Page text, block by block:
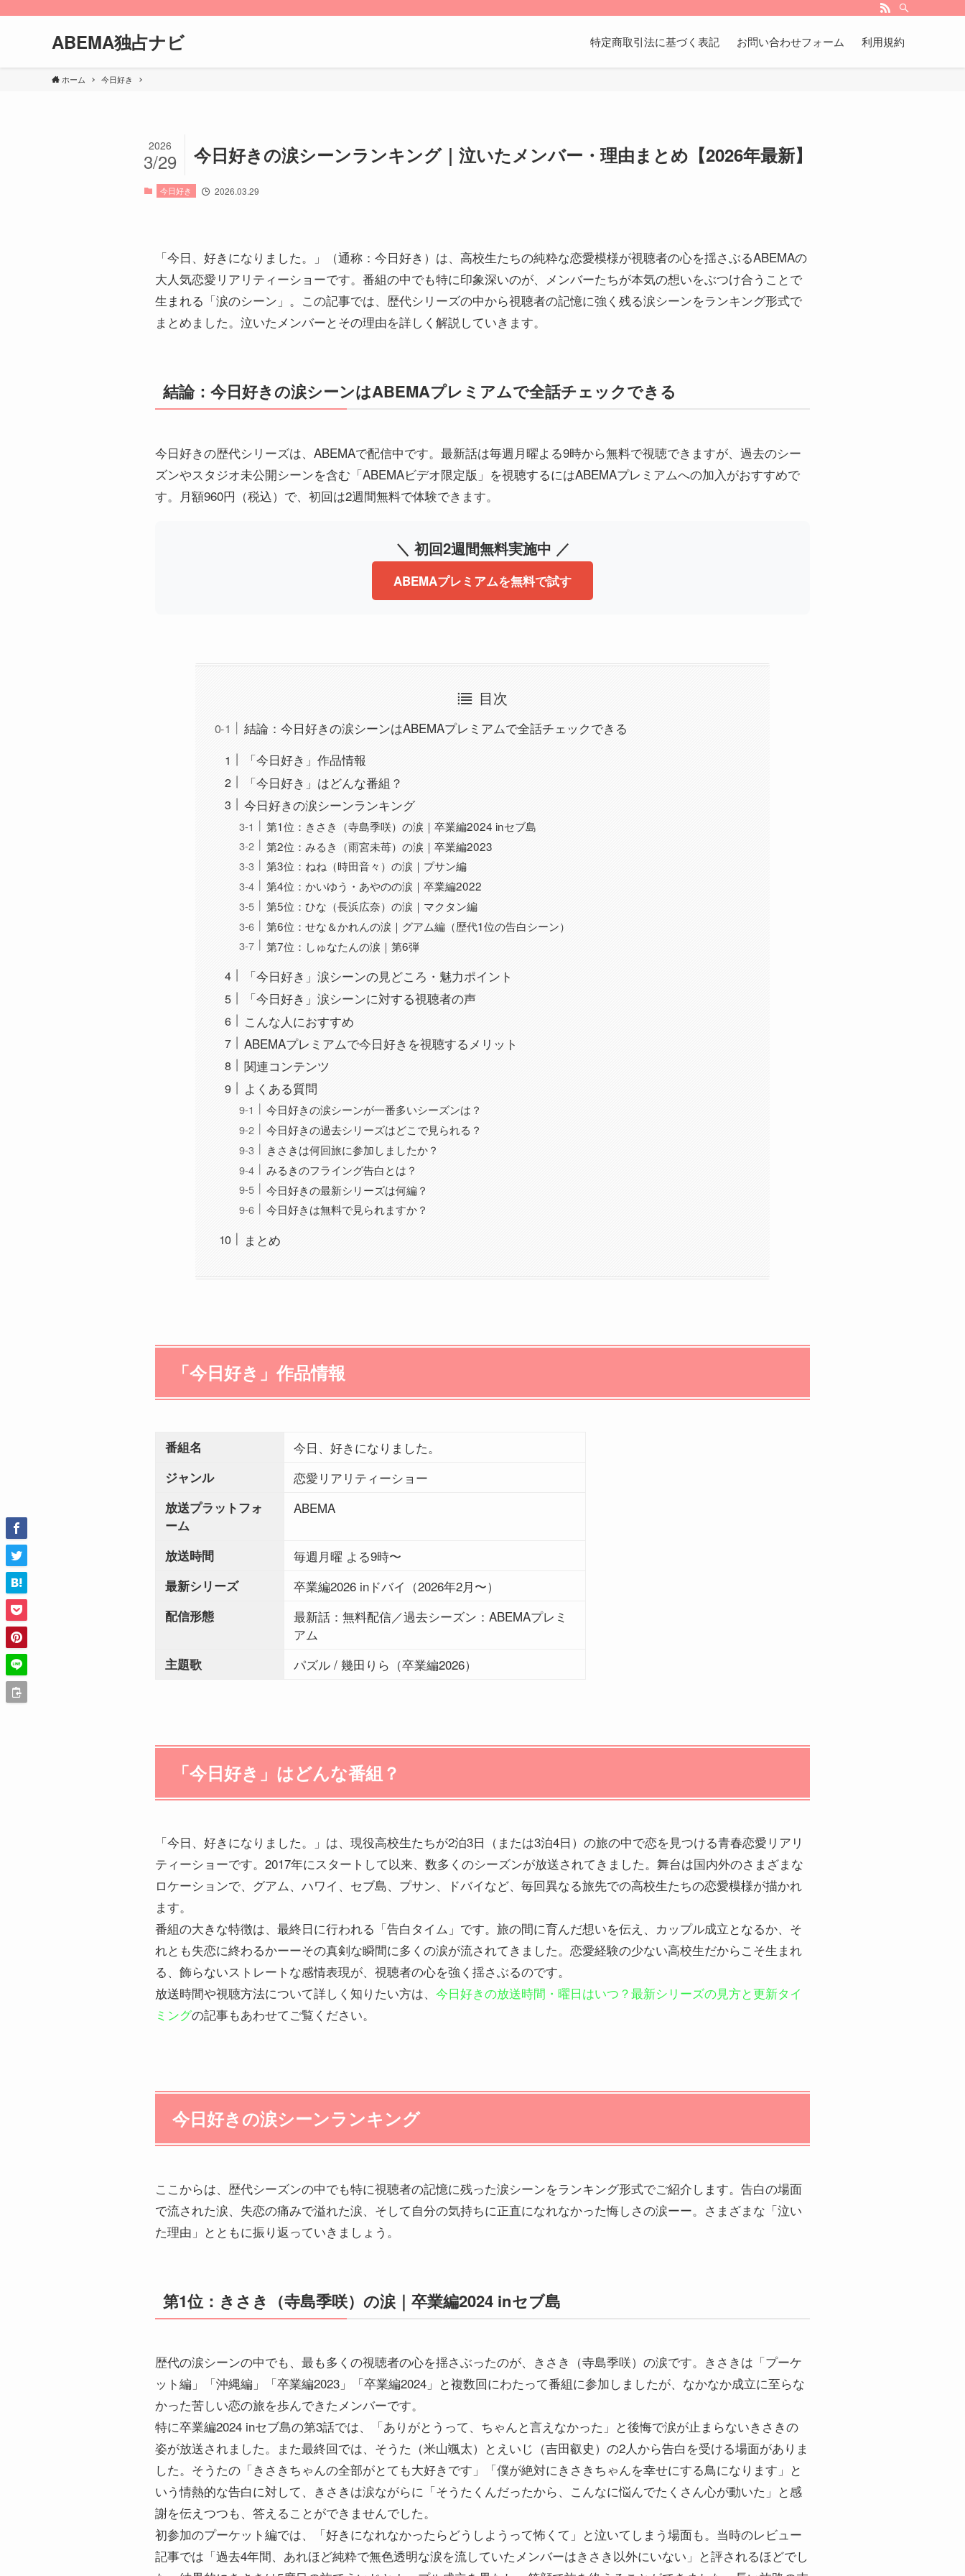
ABEMA独占ナビ 特定商取引法に基づく表記 お問い合わせフォーム 利用規約
ホーム 今日好き
今日好きの涙シーンランキング｜泣いたメンバー・理由まとめ【2026年最新】
2026
3/29
今日好き 2026.03.29
「今日、好きになりました。」（通称：今日好き）は、高校生たちの純粋な恋愛模様が視聴者の心を揺さぶるABEMAの
大人気恋愛リアリティーショーです。番組の中でも特に印象深いのが、メンバーたちが本気の想いをぶつけ合うことで
生まれる「涙のシーン」。この記事では、歴代シリーズの中から視聴者の記憶に強く残る涙シーンをランキング形式で
まとめました。泣いたメンバーとその理由を詳しく解説していきます。
結論：今日好きの涙シーンはABEMAプレミアムで全話チェックできる
今日好きの歴代シリーズは、ABEMAで配信中です。最新話は毎週月曜よる9時から無料で視聴できますが、過去のシー
ズンやスタジオ未公開シーンを含む「ABEMAビデオ限定版」を視聴するにはABEMAプレミアムへの加入がおすすめで
す。月額960円（税込）で、初回は2週間無料で体験できます。
＼ 初回2週間無料実施中 ／
ABEMAプレミアムを無料で試す
目次
結論：今日好きの涙シーンはABEMAプレミアムで全話チェックできる
「今日好き」作品情報
「今日好き」はどんな番組？
今日好きの涙シーンランキング
第1位：きさき（寺島季咲）の涙｜卒業編2024 inセブ島
第2位：みるき（雨宮未苺）の涙｜卒業編2023
第3位：ねね（時田音々）の涙｜プサン編
第4位：かいゆう・あやのの涙｜卒業編2022
第5位：ひな（長浜広奈）の涙｜マクタン編
第6位：せな＆かれんの涙｜グアム編（歴代1位の告白シーン）
第7位：しゅなたんの涙｜第6弾
「今日好き」涙シーンの見どころ・魅力ポイント
「今日好き」涙シーンに対する視聴者の声
こんな人におすすめ
ABEMAプレミアムで今日好きを視聴するメリット
関連コンテンツ
よくある質問
今日好きの涙シーンが一番多いシーズンは？
今日好きの過去シリーズはどこで見られる？
きさきは何回旅に参加しましたか？
みるきのフライング告白とは？
今日好きの最新シリーズは何編？
今日好きは無料で見られますか？
まとめ
「今日好き」作品情報
番組名 今日、好きになりました。
ジャンル 恋愛リアリティーショー
放送プラットフォ
ーム
ABEMA
放送時間 毎週月曜 よる9時〜
最新シリーズ 卒業編2026 inドバイ（2026年2月〜）
配信形態
最新話：無料配信／過去シーズン：ABEMAプレミ
アム
主題歌 パズル / 幾田りら（卒業編2026）
「今日好き」はどんな番組？
「今日、好きになりました。」は、現役高校生たちが2泊3日（または3泊4日）の旅の中で恋を見つける青春恋愛リアリ
ティーショーです。2017年にスタートして以来、数多くのシーズンが放送されてきました。舞台は国内外のさまざまな
ロケーションで、グアム、ハワイ、セブ島、プサン、ドバイなど、毎回異なる旅先での高校生たちの恋愛模様が描かれ
ます。
番組の大きな特徴は、最終日に行われる「告白タイム」です。旅の間に育んだ想いを伝え、カップル成立となるか、そ
れとも失恋に終わるかーーその真剣な瞬間に多くの涙が流されてきました。恋愛経験の少ない高校生だからこそ生まれ
る、飾らないストレートな感情表現が、視聴者の心を強く揺さぶるのです。
放送時間や視聴方法について詳しく知りたい方は、 今日好きの放送時間・曜日はいつ？最新シリーズの見方と更新タイ
ミングの記事もあわせてご覧ください。
今日好きの涙シーンランキング
ここからは、歴代シーズンの中でも特に視聴者の記憶に残った涙シーンをランキング形式でご紹介します。告白の場面
で流された涙、失恋の痛みで溢れた涙、そして自分の気持ちに正直になれなかった悔しさの涙ーー。さまざまな「泣い
た理由」とともに振り返っていきましょう。
第1位：きさき（寺島季咲）の涙｜卒業編2024 inセブ島
歴代の涙シーンの中でも、最も多くの視聴者の心を揺さぶったのが、きさき（寺島季咲）の涙です。きさきは「プーケ
ット編」「沖縄編」「卒業編2023」「卒業編2024」と複数回にわたって番組に参加しましたが、なかなか成立に至らな
かった苦しい恋の旅を歩んできたメンバーです。
特に卒業編2024 inセブ島の第3話では、「ありがとうって、ちゃんと言えなかった」と後悔で涙が止まらないきさきの
姿が放送されました。また最終回では、そうた（米山颯太）とえいじ（吉田叡史）の2人から告白を受ける場面がありま
した。そうたの「きさきちゃんの全部がとても大好きです」「僕が絶対にきさきちゃんを幸せにする鳥になります」と
いう情熱的な告白に対して、きさきは涙ながらに「そうたくんだったから、こんなに悩んでたくさん心が動いた」と感
謝を伝えつつも、答えることができませんでした。
初参加のプーケット編では、「好きになれなかったらどうしようって怖くて」と泣いてしまう場面も。当時のレビュー
記事では「過去4年間、あれほど純粋で無色透明な涙を流していたメンバーはきさき以外にいない」と評されるほどでし